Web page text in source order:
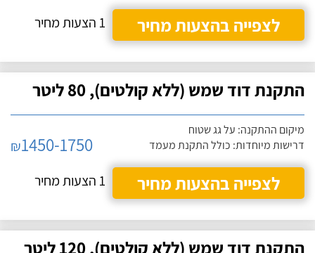
לצפייה בהצעות מחיר
1 הצעות מחיר
התקנת דוד שמש (ללא קולטים), 80 ליטר
מיקום ההתקנה: על גג שטוח
דרישות מיוחדות: כולל התקנת מעמד
₪1450-1750
לצפייה בהצעות מחיר
1 הצעות מחיר
התקנת דוד שמש (ללא קולטים), 120 ליטר